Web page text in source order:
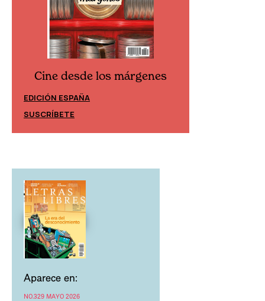
Cine desde los márgenes
EDICIÓN ESPAÑA
SUSCRÍBETE
Aparece en:
NO.329 MAYO 2026